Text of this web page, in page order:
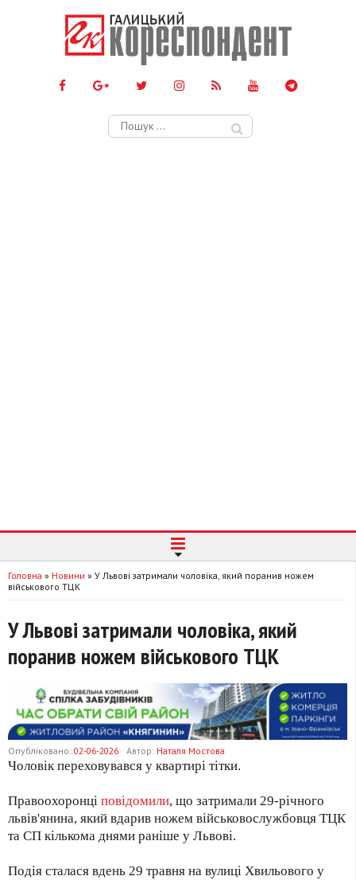
Пошук:
Головна » Новини » У Львові затримали чоловіка, який поранив ножем
військового ТЦК
У Львові затримали чоловіка, який
поранив ножем військового ТЦК
Опубліковано: 02-06-2026 Автор: Наталя Мостова
Чоловік переховувався у квартирі тітки.
Правоохоронці повідомили, що затримали 29-річного
львів'янина, який вдарив ножем військовослужбовця ТЦК
та СП кількома днями раніше у Львові.
Подія сталася вдень 29 травня на вулиці Хвильового у